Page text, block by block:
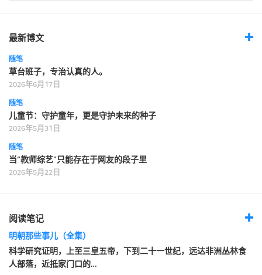
最新博文
随笔
草台班子，专治认真的人。
2026年6月17日
随笔
儿童节：守护童年，更是守护未来的种子
2026年5月31日
随笔
当“教师综艺”只能存在于网友的段子里
2026年5月22日
阅读笔记
明朝那些事儿（全集）
科学研究证明，上至三皇五帝，下到二十一世纪，远达非洲丛林食
人部落，近抵家门口的…